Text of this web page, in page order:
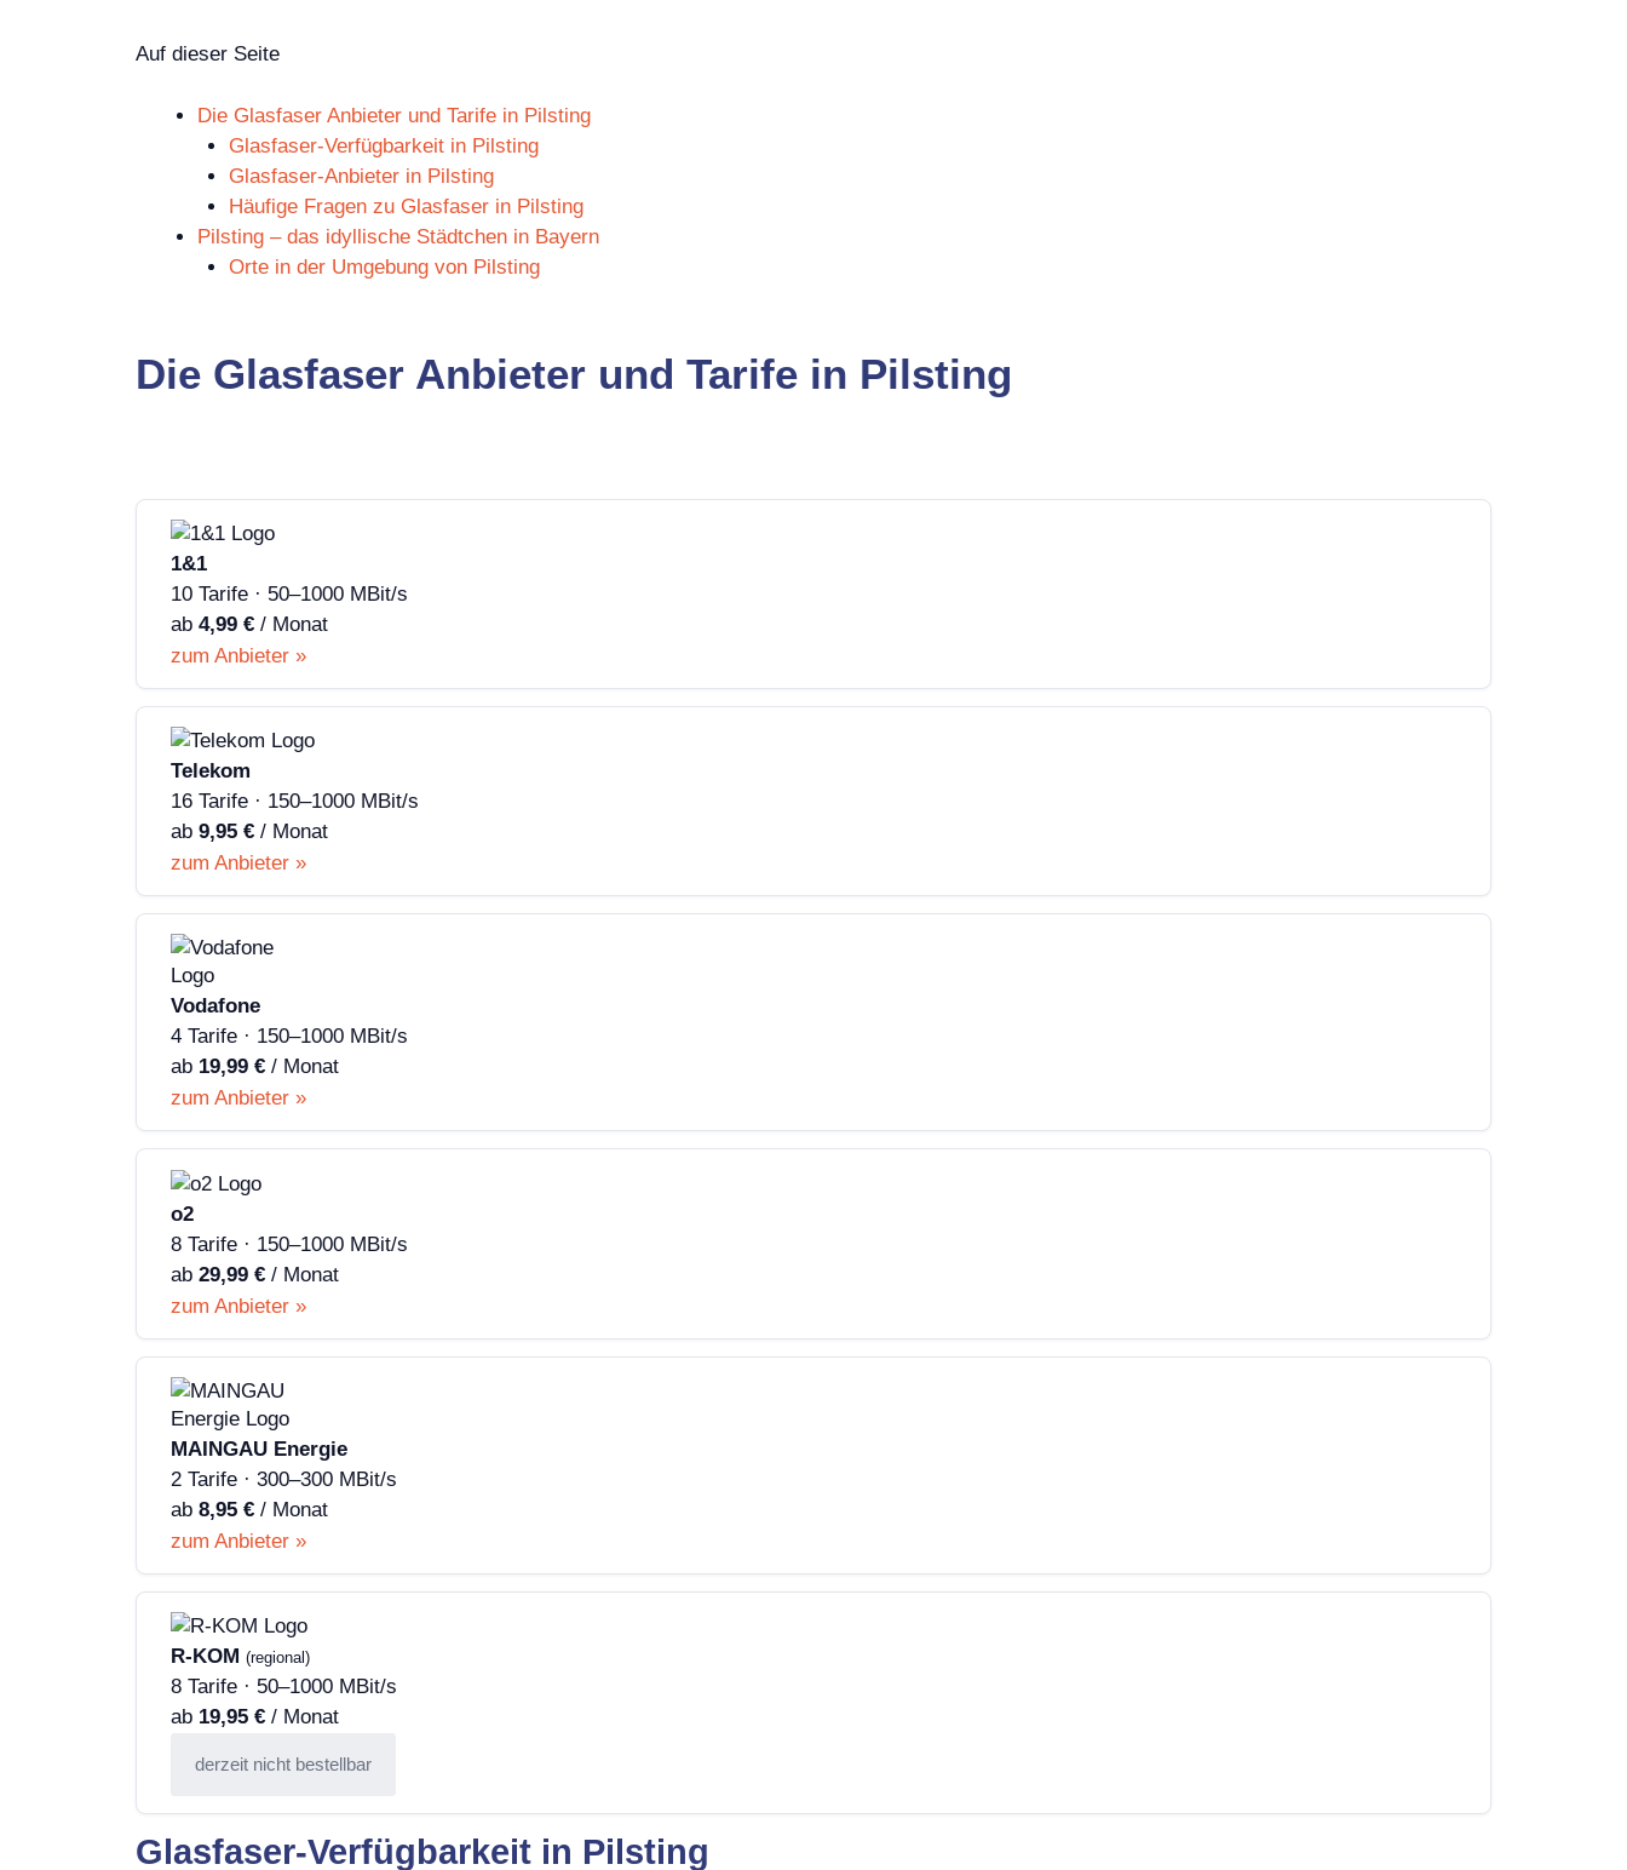
Auf dieser Seite
Die Glasfaser Anbieter und Tarife in Pilsting
Glasfaser-Verfügbarkeit in Pilsting
Glasfaser-Anbieter in Pilsting
Häufige Fragen zu Glasfaser in Pilsting
Pilsting – das idyllische Städtchen in Bayern
Orte in der Umgebung von Pilsting
Die Glasfaser Anbieter und Tarife in Pilsting
1&1
10 Tarife · 50–1000 MBit/s
ab 4,99 € / Monat
zum Anbieter »
Telekom
16 Tarife · 150–1000 MBit/s
ab 9,95 € / Monat
zum Anbieter »
Vodafone
4 Tarife · 150–1000 MBit/s
ab 19,99 € / Monat
zum Anbieter »
o2
8 Tarife · 150–1000 MBit/s
ab 29,99 € / Monat
zum Anbieter »
MAINGAU Energie
2 Tarife · 300–300 MBit/s
ab 8,95 € / Monat
zum Anbieter »
R-KOM (regional)
8 Tarife · 50–1000 MBit/s
ab 19,95 € / Monat
derzeit nicht bestellbar
Glasfaser-Verfügbarkeit in Pilsting